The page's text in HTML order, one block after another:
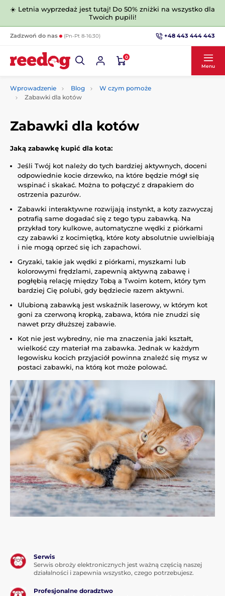
☀️ Letnia wyprzedaż jest tutaj! Do 50% zniżki na wszystko dla
Twoich pupili!
Zadzwoń do nas (Pn-Pt 8-16:30) +48 443 444 443
0
Menu
Wprowadzenie Blog
W czym pomoże
Zabawki dla kotów
Zabawki dla kotów
Jaką zabawkę kupić dla kota:
Jeśli Twój kot należy do tych bardziej aktywnych, doceni
odpowiednie kocie drzewko, na które będzie mógł się
wspinać i skakać. Można to połączyć z drapakiem do
ostrzenia pazurów.
Zabawki interaktywne rozwijają instynkt, a koty zazwyczaj
potrafią same dogadać się z tego typu zabawką. Na
przykład tory kulkowe, automatyczne wędki z piórkami
czy zabawki z kocimiętką, które koty absolutnie uwielbiają
i nie mogą oprzeć się ich zapachowi.
Gryzaki, takie jak wędki z piórkami, myszkami lub
kolorowymi frędzlami, zapewnią aktywną zabawę i
pogłębią relację między Tobą a Twoim kotem, który tym
bardziej Cię polubi, gdy będziecie razem aktywni.
Ulubioną zabawką jest wskaźnik laserowy, w którym kot
goni za czerwoną kropką, zabawa, która nie znudzi się
nawet przy dłuższej zabawie.
Kot nie jest wybredny, nie ma znaczenia jaki kształt,
wielkość czy materiał ma zabawka. Jednak w każdym
legowisku kocich przyjaciół powinna znaleźć się mysz w
postaci zabawki, na którą kot może polować.
Serwis
Serwis obroży elektronicznych jest ważną częścią naszej
działalności i zapewnia wszystko, czego potrzebujesz.
Profesjonalne doradztwo